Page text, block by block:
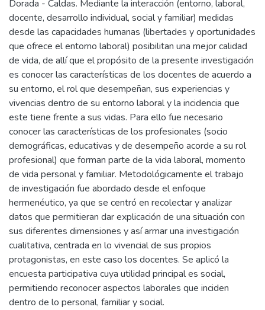
Dorada - Caldas. Mediante la interacción (entorno, laboral,
docente, desarrollo individual, social y familiar) medidas
desde las capacidades humanas (libertades y oportunidades
que ofrece el entorno laboral) posibilitan una mejor calidad
de vida, de allí que el propósito de la presente investigación
es conocer las características de los docentes de acuerdo a
su entorno, el rol que desempeñan, sus experiencias y
vivencias dentro de su entorno laboral y la incidencia que
este tiene frente a sus vidas. Para ello fue necesario
conocer las características de los profesionales (socio
demográficas, educativas y de desempeño acorde a su rol
profesional) que forman parte de la vida laboral, momento
de vida personal y familiar. Metodológicamente el trabajo
de investigación fue abordado desde el enfoque
hermenéutico, ya que se centró en recolectar y analizar
datos que permitieran dar explicación de una situación con
sus diferentes dimensiones y así armar una investigación
cualitativa, centrada en lo vivencial de sus propios
protagonistas, en este caso los docentes. Se aplicó la
encuesta participativa cuya utilidad principal es social,
permitiendo reconocer aspectos laborales que inciden
dentro de lo personal, familiar y social.